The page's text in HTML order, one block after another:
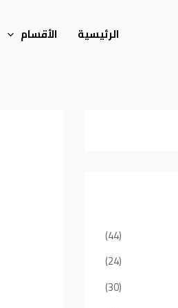
الرئيسية الأقسام
(44)
(24)
(30)